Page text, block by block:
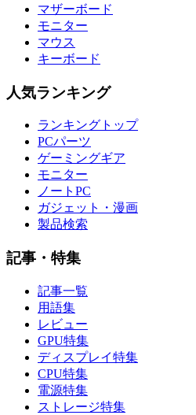
マザーボード
モニター
マウス
キーボード
人気ランキング
ランキングトップ
PCパーツ
ゲーミングギア
モニター
ノートPC
ガジェット・漫画
製品検索
記事・特集
記事一覧
用語集
レビュー
GPU特集
ディスプレイ特集
CPU特集
電源特集
ストレージ特集